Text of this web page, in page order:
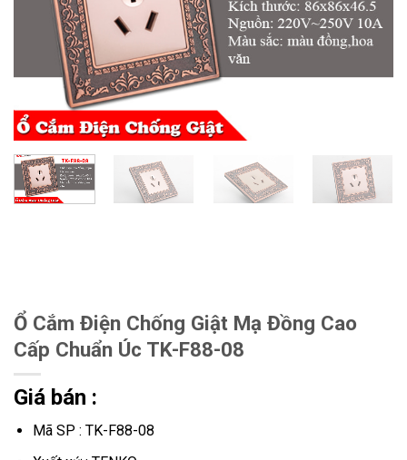
Ổ Cắm Điện Chống Giật Mạ Đồng Cao
Cấp Chuẩn Úc TK-F88-08
Giá bán :
Mã SP : TK-F88-08